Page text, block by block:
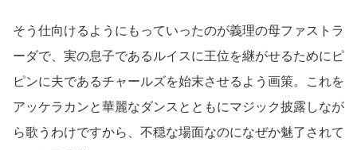
そう仕向けるようにもっていったのが義理の母ファストラ
ーダで、実の息子であるルイスに王位を継がせるためにピ
ピンに夫であるチャールズを始末させるよう画策。これを
アッケラカンと華麗なダンスとともにマジック披露しなが
ら歌うわけですから、不穏な場面なのになぜか魅了されて